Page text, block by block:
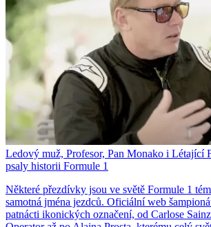
Ledový muž, Profesor, Pan Monako i Létající
psaly historii Formule 1
Některé přezdívky jsou ve světě Formule 1
samotná jména jezdců. Oficiální web
patnácti ikonických označení, od Carlose